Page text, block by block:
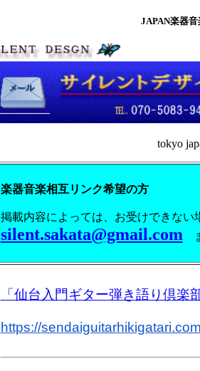
JAPAN楽器
tokyo
楽器音楽相互リンク希望の方
掲載内容によっては、お受けできな
silent.sakata@gmail.com
「仙台入門ギター弾き語り倶楽
https://